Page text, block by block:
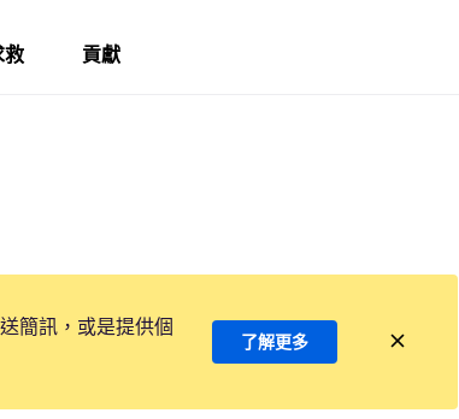
救 貢獻
簡訊，或是提供個
了解更多